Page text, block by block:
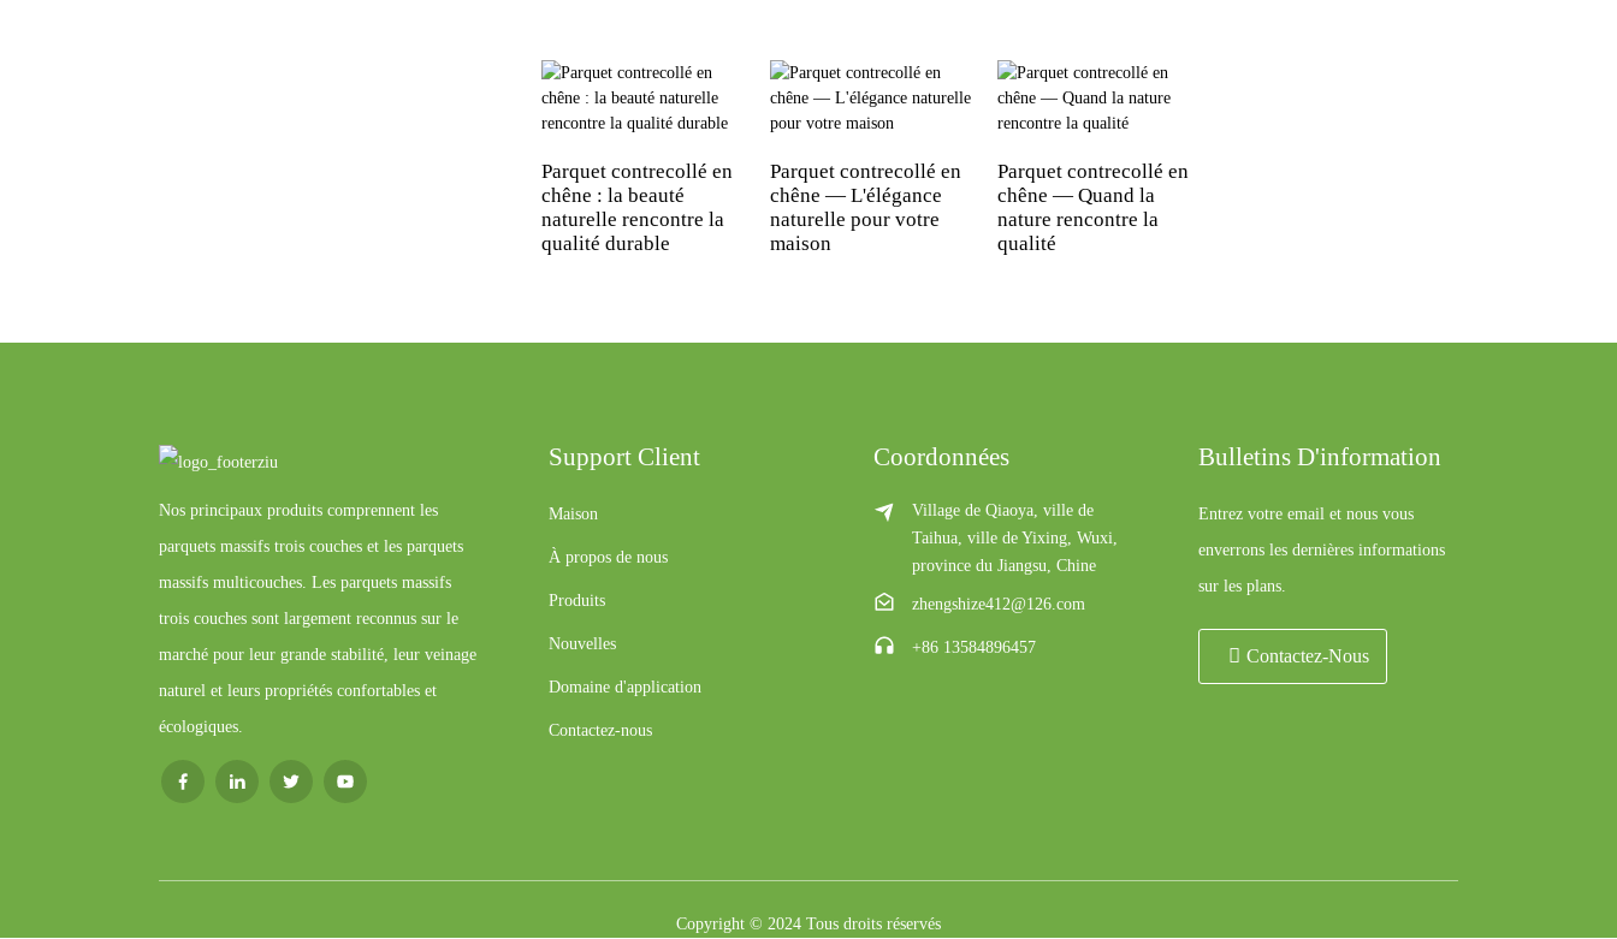
Parquet contrecollé en
chêne : la beauté
naturelle rencontre la
qualité durable
Parquet contrecollé en
chêne — L'élégance
naturelle pour votre
maison
Parquet contrecollé en
chêne — Quand la
nature rencontre la
qualité
Nos principaux produits comprennent les
parquets massifs trois couches et les parquets
massifs multicouches. Les parquets massifs
trois couches sont largement reconnus sur le
marché pour leur grande stabilité, leur veinage
naturel et leurs propriétés confortables et
écologiques.
Support Client
Maison
À propos de nous
Produits
Nouvelles
Domaine d'application
Contactez-nous
Coordonnées
Village de Qiaoya, ville de
Taihua, ville de Yixing, Wuxi,
province du Jiangsu, Chine
zhengshize412@126.com
+86 13584896457
Bulletins D'information
Entrez votre email et nous vous
enverrons les dernières informations
sur les plans.
Contactez-Nous
Copyright © 2024 Tous droits réservés